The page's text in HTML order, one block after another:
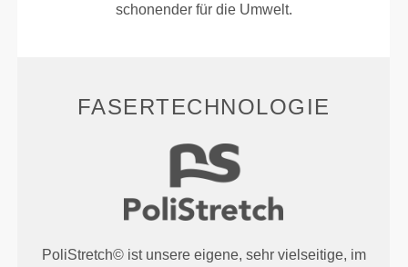
schonender für die Umwelt.
FASERTECHNOLOGIE
PoliStretch© ist unsere eigene, sehr vielseitige, im